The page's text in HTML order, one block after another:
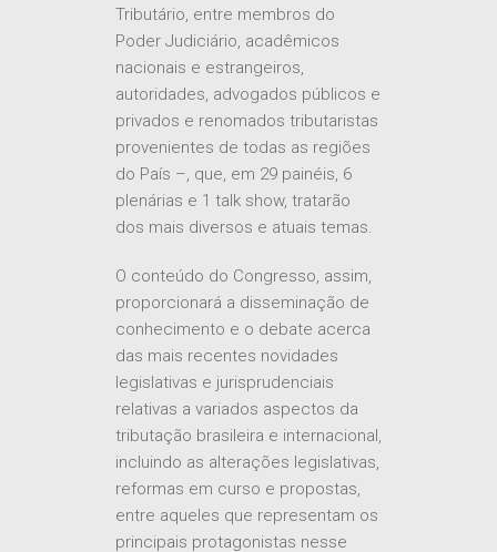
Tributário, entre membros do
Poder Judiciário, acadêmicos
nacionais e estrangeiros,
autoridades, advogados públicos e
privados e renomados tributaristas
provenientes de todas as regiões
do País –, que, em 29 painéis, 6
plenárias e 1 talk show, tratarão
dos mais diversos e atuais temas.
O conteúdo do Congresso, assim,
proporcionará a disseminação de
conhecimento e o debate acerca
das mais recentes novidades
legislativas e jurisprudenciais
relativas a variados aspectos da
tributação brasileira e internacional,
incluindo as alterações legislativas,
reformas em curso e propostas,
entre aqueles que representam os
principais protagonistas nesse